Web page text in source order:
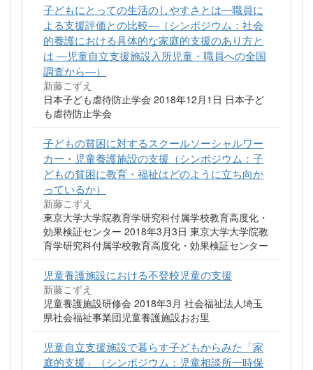
子どもにとっての生活のしやすさとは―職員に
よる支援評価との比較―（シンポジウム：社会
的養護における具体的な家庭的支援のあり方と
は ―児童自立支援施設入所児童・職員への全国
調査から―）
新藤こずえ
日本子ども虐待防止学会 2018年12月1日 日本子ど
も虐待防止学会
子どもの貧困に対するスクールソーシャルワー
カー・児童養護施設の支援（シンポジウム：子
どもの貧困に教育・福祉はどのように立ち向か
っているか）
新藤こずえ
東京大学大学院教育学研究科付属学校教育高度化・
効果検証センター 2018年3月3日 東京大学大学院教
育学研究科付属学校教育高度化・効果検証センター
児童養護施設における不登校児童の支援
新藤こずえ
児童養護施設研修会 2018年3月 社会福祉法人埼玉
県社会福祉事業団児童養護施設おお里
児童自立支援施設で暮らす子どもからみた「家
庭的支援」（シンポジウム：児童相談所一時保